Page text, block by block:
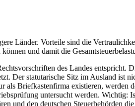
Länder. Vorteile sind die
und damit die
des Landes entspricht.
Der statutarische Sitz im Ausland ist
Briefkastenfirma existieren, werden
untersucht werden. Wichtig:
und den deutschen Steuerbehörden